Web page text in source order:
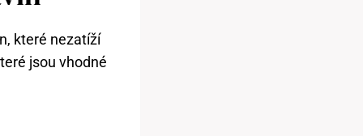
které nezatíží
jsou vhodné